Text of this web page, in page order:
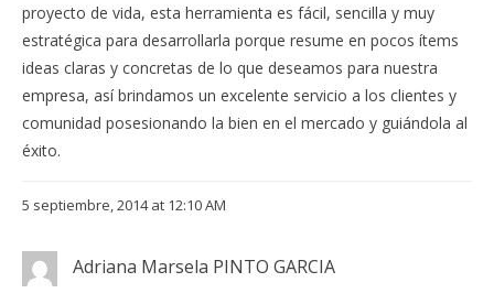
proyecto de vida, esta herramienta es fácil, sencilla y muy
estratégica para desarrollarla porque resume en pocos ítems
ideas claras y concretas de lo que deseamos para nuestra
empresa, así brindamos un excelente servicio a los clientes y
comunidad posesionando la bien en el mercado y guiándola al
éxito.
5 septiembre, 2014 at 12:10 AM
Adriana Marsela PINTO GARCIA